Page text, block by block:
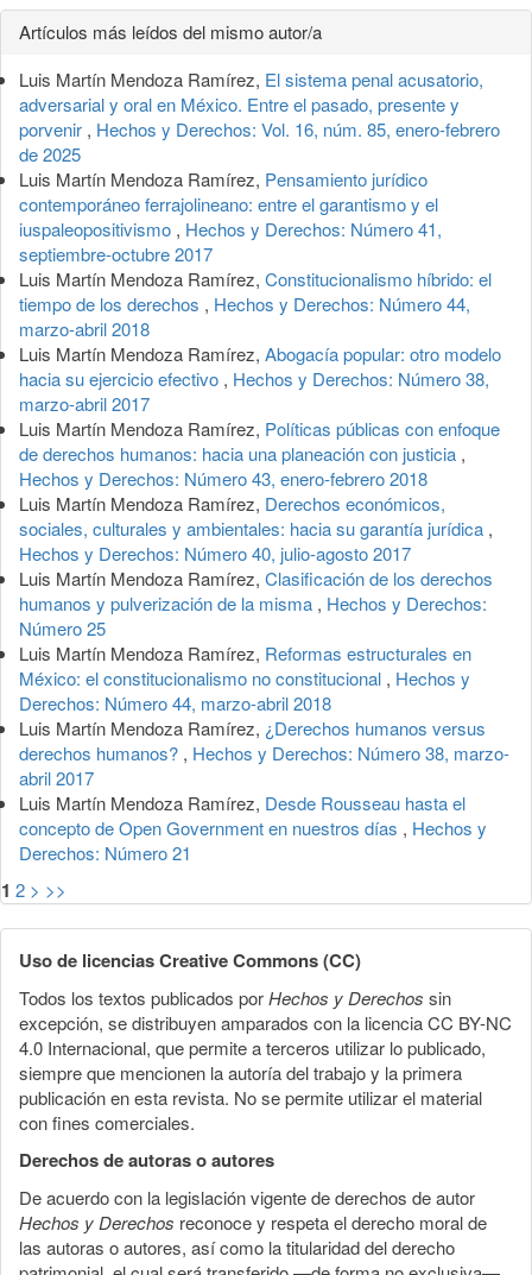
Detalles
del
artículo
Artículos más leídos del mismo autor/a
Luis Martín Mendoza Ramírez, El sistema penal acusatorio,
adversarial y oral en México. Entre el pasado, presente y
porvenir , Hechos y Derechos: Vol. 16, núm. 85, enero-febrero
de 2025
Luis Martín Mendoza Ramírez, Pensamiento jurídico
contemporáneo ferrajolineano: entre el garantismo y el
iuspaleopositivismo , Hechos y Derechos: Número 41,
septiembre-octubre 2017
Luis Martín Mendoza Ramírez, Constitucionalismo híbrido: el
tiempo de los derechos , Hechos y Derechos: Número 44,
marzo-abril 2018
Luis Martín Mendoza Ramírez, Abogacía popular: otro modelo
hacia su ejercicio efectivo , Hechos y Derechos: Número 38,
marzo-abril 2017
Luis Martín Mendoza Ramírez, Políticas públicas con enfoque
de derechos humanos: hacia una planeación con justicia ,
Hechos y Derechos: Número 43, enero-febrero 2018
Luis Martín Mendoza Ramírez, Derechos económicos,
sociales, culturales y ambientales: hacia su garantía jurídica ,
Hechos y Derechos: Número 40, julio-agosto 2017
Luis Martín Mendoza Ramírez, Clasificación de los derechos
humanos y pulverización de la misma , Hechos y Derechos:
Número 25
Luis Martín Mendoza Ramírez, Reformas estructurales en
México: el constitucionalismo no constitucional , Hechos y
Derechos: Número 44, marzo-abril 2018
Luis Martín Mendoza Ramírez, ¿Derechos humanos versus
derechos humanos? , Hechos y Derechos: Número 38, marzo-
abril 2017
Luis Martín Mendoza Ramírez, Desde Rousseau hasta el
concepto de Open Government en nuestros días , Hechos y
Derechos: Número 21
1 2 > >>
Uso de licencias Creative Commons (CC)
Todos los textos publicados porHechos y Derechos sin
excepción, se distribuyen amparados con la licencia CC BY-NC
4.0 Internacional, que permite a terceros utilizar lo publicado,
siempre que mencionen la autoría del trabajo y la primera
publicación en esta revista. No se permite utilizar el material
con fines comerciales.
Derechos de autoras o autores
De acuerdo con la legislación vigente de derechos de autor
Hechos y Derechos reconoce y respeta el derecho moral de
las autoras o autores, así como la titularidad del derecho